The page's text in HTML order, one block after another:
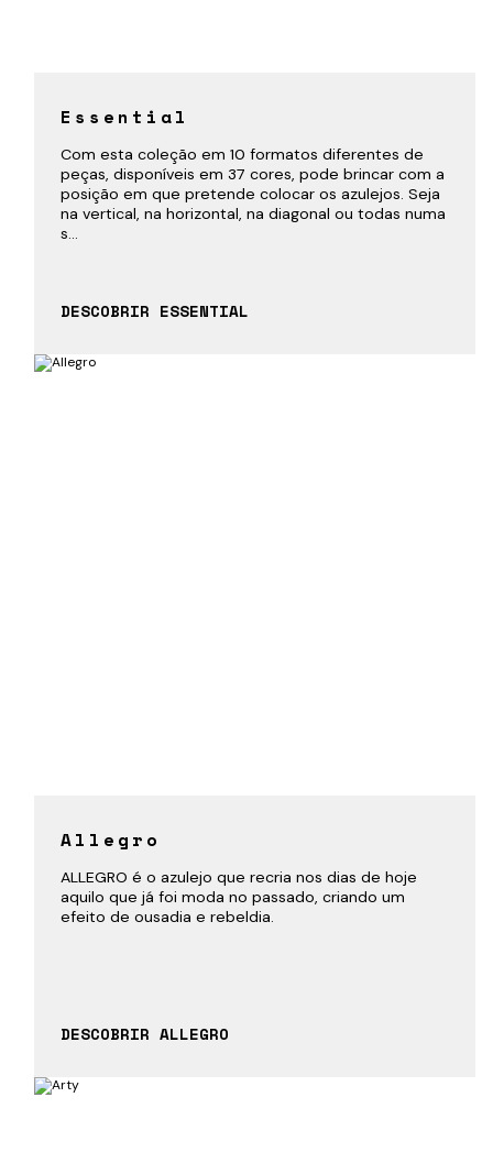
Essential
Com esta coleção em 10 formatos diferentes de
peças, disponíveis em 37 cores, pode brincar com a
posição em que pretende colocar os azulejos. Seja
na vertical, na horizontal, na diagonal ou todas numa
s...
DESCOBRIR ESSENTIAL
Allegro
ALLEGRO é o azulejo que recria nos dias de hoje
aquilo que já foi moda no passado, criando um
efeito de ousadia e rebeldia.
DESCOBRIR ALLEGRO